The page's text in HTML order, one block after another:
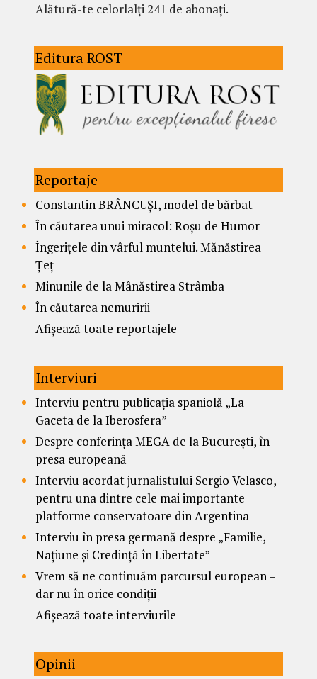
Alătură-te celorlalți 241 de abonați.
Editura ROST
Reportaje
Constantin BRÂNCUȘI, model de bărbat
În căutarea unui miracol: Roșu de Humor
Îngerițele din vârful muntelui. Mănăstirea
Țeț
Minunile de la Mânăstirea Strâmba
În căutarea nemuririi
Afișează toate reportajele
Interviuri
Interviu pentru publicația spaniolă „La
Gaceta de la Iberosfera”
Despre conferința MEGA de la București, în
presa europeană
Interviu acordat jurnalistului Sergio Velasco,
pentru una dintre cele mai importante
platforme conservatoare din Argentina
Interviu în presa germană despre „Familie,
Națiune și Credință în Libertate”
Vrem să ne continuăm parcursul european –
dar nu în orice condiții
Afișează toate interviurile
Opinii